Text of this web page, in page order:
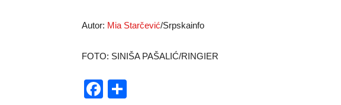
Autor: Mia Starčević/Srpskainfo
FOTO: SINIŠA PAŠALIĆ/RINGIER
Facebook